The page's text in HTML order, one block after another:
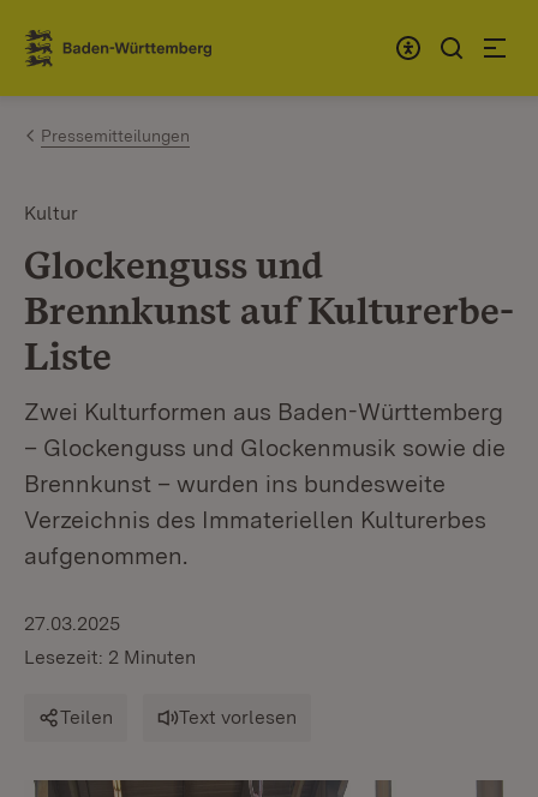
Zum Inhalt springen
Link zur Startseite
Pressemitteilungen
Kultur
Glockenguss und
Brennkunst auf Kulturerbe-
Liste
Zwei Kulturformen aus Baden-Württemberg
– Glockenguss und Glockenmusik sowie die
Brennkunst – wurden ins bundesweite
Verzeichnis des Immateriellen Kulturerbes
aufgenommen.
27.03.2025
Lesezeit: 2 Minuten
Teilen Text vorlesen